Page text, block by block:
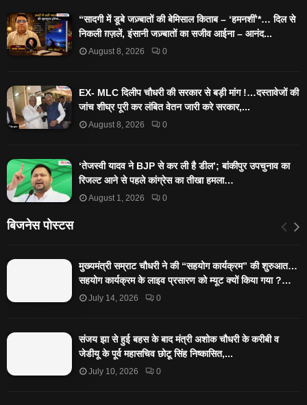
“सादगी में डूबे जज़्बातों की बेमिसाल किताब – ‘हमनशीं’*… दिल से
निकली ग़ज़लें, इंसानी जज़्बातों का सजीव आईना – आनंद...
August 8, 2026 0
EX- MLC दिलीप चौधरी की सरकार से बड़ी मांग !…दस्तावेजों की
जांच शीघ्र पूरी कर लंबित वेतन जारी करे सरकार,...
August 8, 2026 0
‘तेजस्‍वी यादव ने BJP से कर ली है डील’; बांकीपुर उपचुनाव का
रिजल्‍ट आने से पहले कांग्रेस का तीखा हमला…
August 1, 2026 0
बिजनेस पोस्टस
मुख्यमंत्री सम्राट चौधरी ने की “सहयोग कार्यक्रम” की शुरुआत…
सहयोग कार्यक्रम के लाइव प्रसारण को म्यूट क्यों किया गया ?…
July 14, 2026 0
संजय झा से हुई बहस के बाद मंत्री अशोक चौधरी के करीबी व
जेडीयू के पूर्व महासचिव छोटू सिंह निष्कासित,...
July 10, 2026 0